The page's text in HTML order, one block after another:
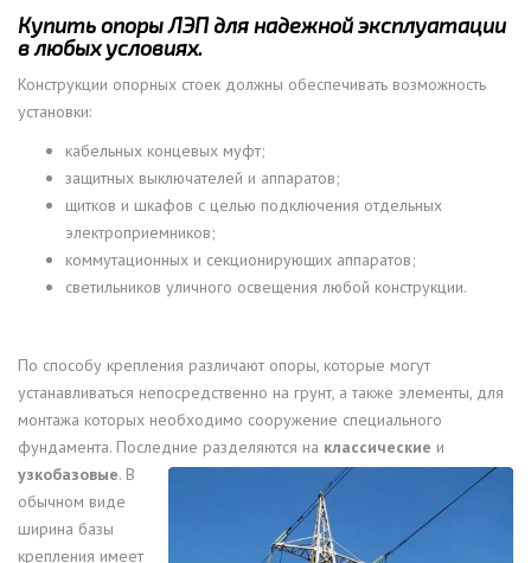
Купить опоры ЛЭП для надежной эксплуатации
в любых условиях.
Конструкции опорных стоек должны обеспечивать возможность
установки:
кабельных концевых муфт;
защитных выключателей и аппаратов;
щитков и шкафов с целью подключения отдельных
электроприемников;
коммутационных и секционирующих аппаратов;
светильников уличного освещения любой конструкции.
По способу крепления различают опоры, которые могут
устанавливаться непосредственно на грунт, а также элементы, для
монтажа которых необходимо сооружение специального
фундамента. Последние разделяются на классические и
узкобазовые. В
обычном виде
ширина базы
крепления имеет